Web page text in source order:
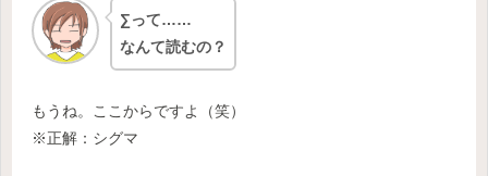
∑って……
なんて読むの？
もうね。ここからですよ（笑）
※正解：シグマ